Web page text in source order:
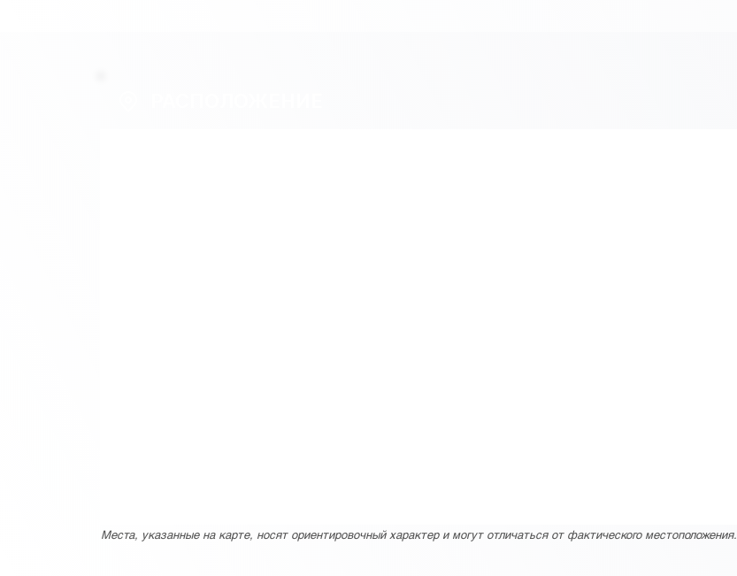
Места, указанные на карте, носят ориентировочный характер и могут отличаться от фактического местоположения.